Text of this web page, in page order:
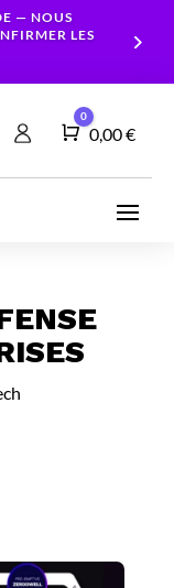
— NOUS
LES
Panier
0
0,00€
Montres
connectées